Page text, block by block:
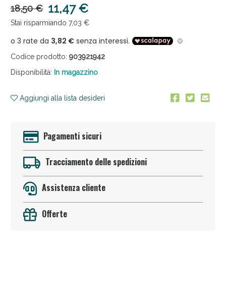
18,50 € 11,47 €
Stai risparmiando 7,03 €
Codice prodotto: 903921942
Disponibilità: In magazzino
Aggiungi alla lista desideri
Pagamenti sicuri
Tracciamento delle spedizioni
Assistenza cliente
Offerte
Anticellulite e Fanghi: Sconto fino al 40% valido